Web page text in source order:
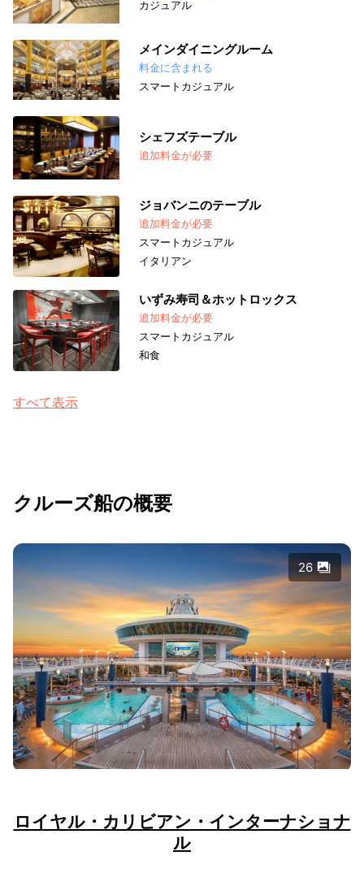
カジュアル
メインダイニングルーム
料金に含まれる
スマートカジュアル
シェフズテーブル
追加料金が必要
ジョバンニのテーブル
追加料金が必要
スマートカジュアル
イタリアン
いずみ寿司＆ホットロックス
追加料金が必要
スマートカジュアル
和食
すべて表示
クルーズ船の概要
26
ロイヤル・カリビアン・インターナショナ
ル